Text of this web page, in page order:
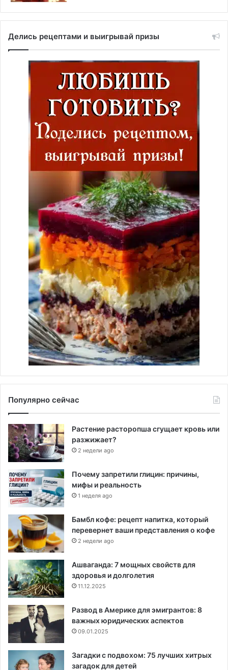
Делись рецептами и выигрывай призы
Популярно сейчас
Растение расторопша сгущает кровь или
разжижает?
2 недели ago
Почему запретили глицин: причины,
мифы и реальность
1 неделя ago
Бамбл кофе: рецепт напитка, который
перевернет ваши представления о кофе
2 недели ago
Ашваганда: 7 мощных свойств для
здоровья и долголетия
11.12.2025
Развод в Америке для эмигрантов: 8
важных юридических аспектов
09.01.2025
Загадки с подвохом: 75 лучших хитрых
загадок для детей